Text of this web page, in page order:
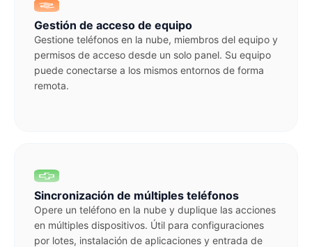
Gestión de acceso de equipo
Gestione teléfonos en la nube, miembros del equipo y
permisos de acceso desde un solo panel. Su equipo
puede conectarse a los mismos entornos de forma
remota.
Sincronización de múltiples teléfonos
Opere un teléfono en la nube y duplique las acciones
en múltiples dispositivos. Útil para configuraciones
por lotes, instalación de aplicaciones y entrada de